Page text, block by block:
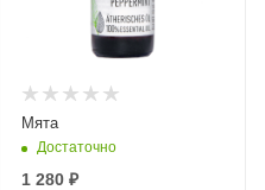
Мята
Достаточно
1 280 ₽